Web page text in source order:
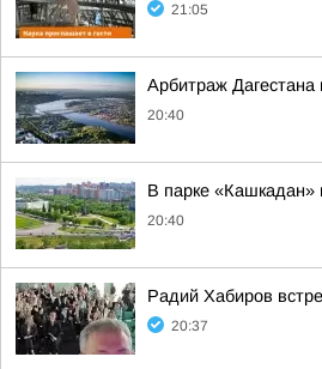
21:05
Арбитраж Дагестана
20:40
В парке
20:40
Радий Хабиров
20:37